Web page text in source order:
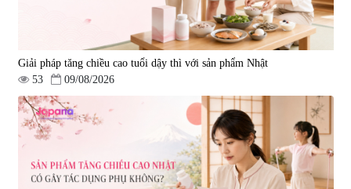
Giải pháp tăng chiều cao tuổi dậy thì với sản phẩm Nhật
53
09/08/2026